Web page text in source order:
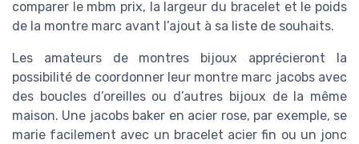
comparer le mbm prix, la largeur du bracelet et le poids
de la montre marc avant l’ajout à sa liste de souhaits.
Les amateurs de montres bijoux apprécieront la
possibilité de coordonner leur montre marc jacobs avec
des boucles d’oreilles ou d’autres bijoux de la même
maison. Une jacobs baker en acier rose, par exemple, se
marie facilement avec un bracelet acier fin ou un jonc